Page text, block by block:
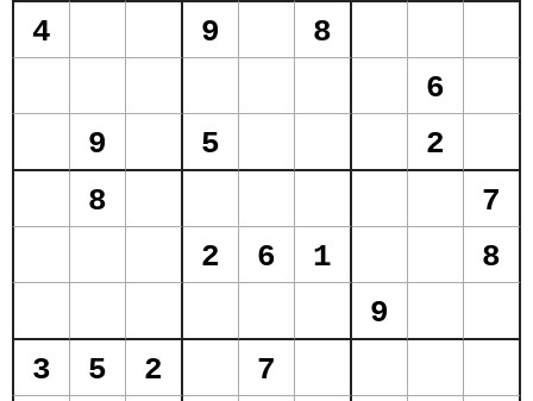
4 9
8
6
9
5
2
8
7
2
6 1
8
9
3
5 2
7